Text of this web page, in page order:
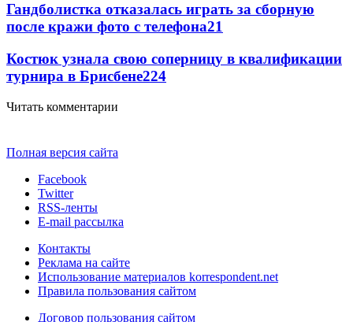
Гандболистка отказалась играть за сборную
после кражи фото с телефона21
Костюк узнала свою соперницу в квалификации
турнира в Брисбене224
Читать комментарии
Полная версия сайта
Facebook
Twitter
RSS-ленты
E-mail рассылка
Контакты
Реклама на сайте
Использование материалов korrespondent.net
Правила пользования сайтом
Договор пользования сайтом